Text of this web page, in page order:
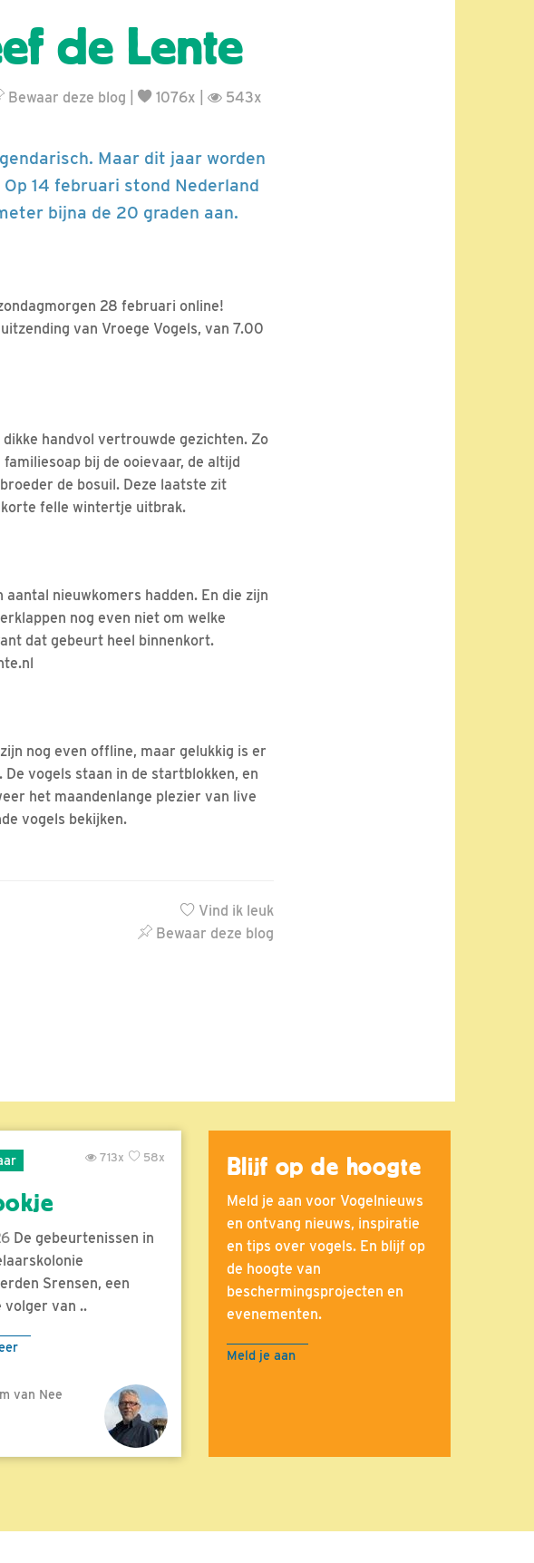
de Lente
Bewaar deze blog 1076x | 543x
Maar dit jaar worden
14 februari stond Nederland
bijna de 20 graden aan.
28 februari online!
van Vroege Vogels, van 7.00
handvol vertrouwde gezichten. Zo
bij de ooievaar, de altijd
de bosuil. Deze laatste zit
felle wintertje uitbrak.
nieuwkomers hadden. En die zijn
nog even niet om welke
dat gebeurt heel binnenkort.
nog even offline, maar gelukkig is er
vogels staan in de startblokken, en
het maandenlange plezier van live
vogels bekijken.
Vind ik leuk
Bewaar deze blog
58x
713x
De gebeurtenissen in
Srensen, een
volger van ..
van Nee
Blijf op de hoogte
Meld je aan voor Vogelnieuws
en ontvang nieuws, inspiratie
en tips over vogels. En blijf op
de hoogte van
beschermingsprojecten en
evenementen.
Meld je aan